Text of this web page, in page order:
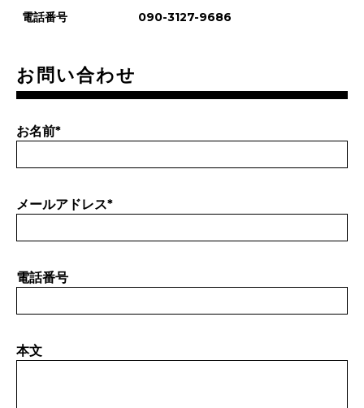
電話番号 090-3127-9686
お問い合わせ
お名前*
メールアドレス*
電話番号
本文